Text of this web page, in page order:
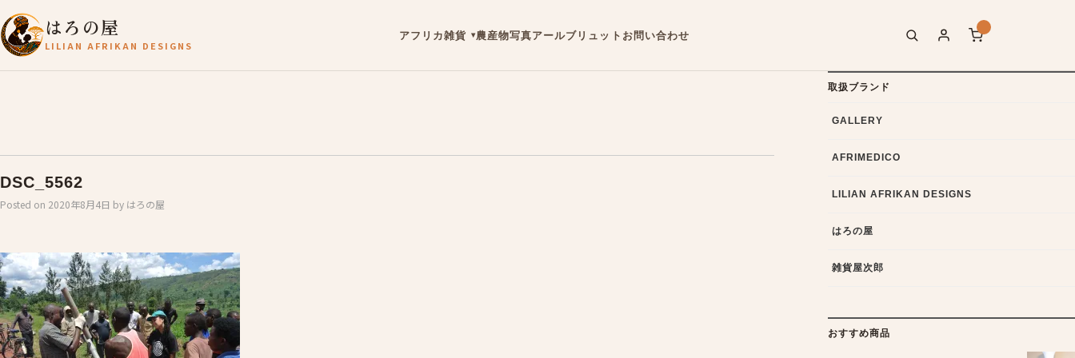
はろの屋
LILIAN AFRIKAN DESIGNS
アフリカ雑貨 農産物写真アールブリュット お問い合わせ
DSC_5562
Posted on 2020年8月4日 by はろの屋
取扱ブランド
GALLERY
AFRIMEDICO
LILIAN AFRIKAN DESIGNS
はろの屋
雑貨屋次郎
おすすめ商品